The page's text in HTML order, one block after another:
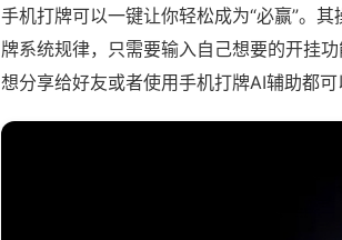
手机打牌可以一键让你轻松成为“必赢”。
牌系统规律，只需要输入自己想要的开挂
想分享给好友或者使用手机打牌AI辅助都可